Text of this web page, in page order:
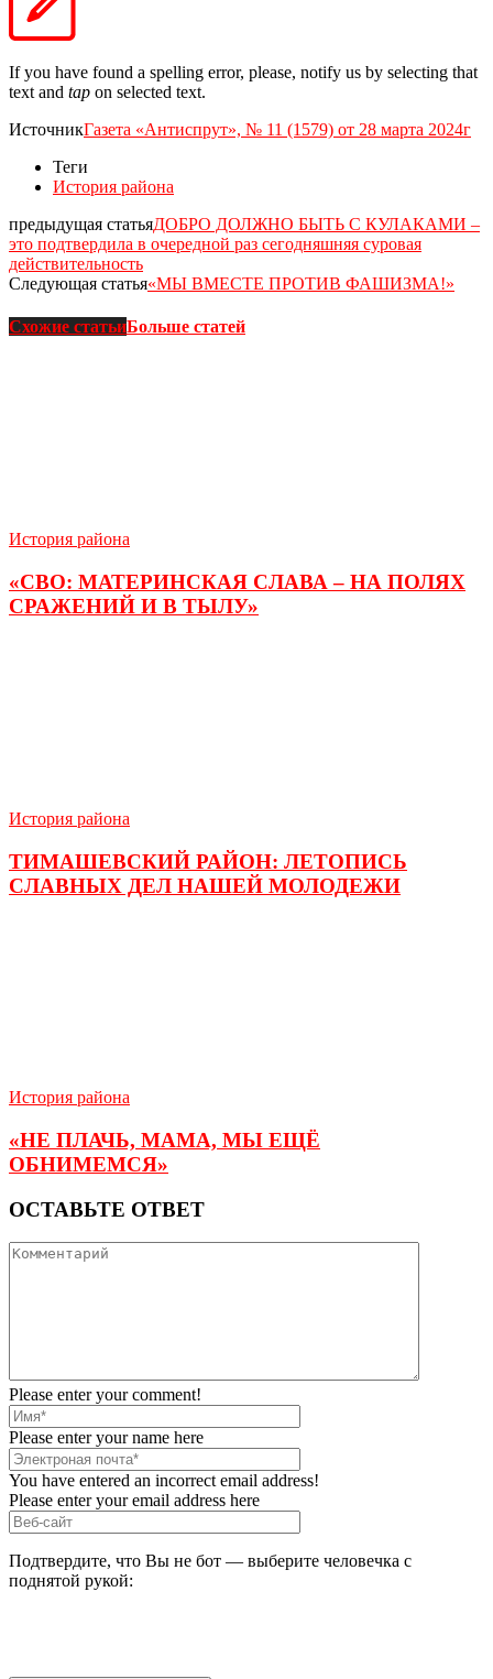
If you have found a spelling error, please, notify us by selecting that
text and tap on selected text.
ИсточникГазета «Антиспрут», № 11 (1579) от 28 марта 2024г
Теги
История района
предыдущая статьяДОБРО ДОЛЖНО БЫТЬ С КУЛАКАМИ –
это подтвердила в очередной раз сегодняшняя суровая
действительность
Следующая статья«МЫ ВМЕСТЕ ПРОТИВ ФАШИЗМА!»
Схожие статьиБольше статей
История района
«СВО: МАТЕРИНСКАЯ СЛАВА – НА ПОЛЯХ
СРАЖЕНИЙ И В ТЫЛУ»
История района
ТИМАШЕВСКИЙ РАЙОН: ЛЕТОПИСЬ
СЛАВНЫХ ДЕЛ НАШЕЙ МОЛОДЕЖИ
История района
«НЕ ПЛАЧЬ, МАМА, МЫ ЕЩЁ
ОБНИМЕМСЯ»
ОСТАВЬТЕ ОТВЕТ
Please enter your comment!
Please enter your name here
You have entered an incorrect email address!
Please enter your email address here
Подтвердите, что Вы не бот — выберите человечка с
поднятой рукой: